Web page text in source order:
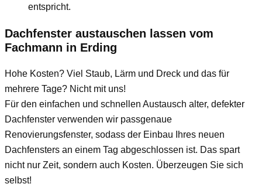
entspricht.
Dachfenster austauschen lassen vom
Fachmann in Erding
Hohe Kosten? Viel Staub, Lärm und Dreck und das für
mehrere Tage? Nicht mit uns!
Für den einfachen und schnellen Austausch alter, defekter
Dachfenster verwenden wir passgenaue
Renovierungsfenster, sodass der Einbau Ihres neuen
Dachfensters an einem Tag abgeschlossen ist. Das spart
nicht nur Zeit, sondern auch Kosten. Überzeugen Sie sich
selbst!